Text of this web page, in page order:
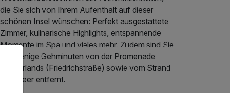
die Sie sich von Ihrem Aufenthalt auf dieser
schönen Insel wünschen: Perfekt ausgestattete
Zimmer, kulinarische Highlights, entspannende
Momente im Spa und vieles mehr. Zudem sind Sie
nur wenige Gehminuten von der Promenade
Westerlands (Friedrichstraße) sowie vom Strand
und Meer entfernt.